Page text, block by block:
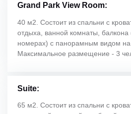
Grand Park View Room:
40 м2. Состоит из спальни с
отдыха, ванной комнаты, балкона
номерах) с панорамным видом
Максимальное размещение - 3
Suite:
65 м2. Состоит из спальни с